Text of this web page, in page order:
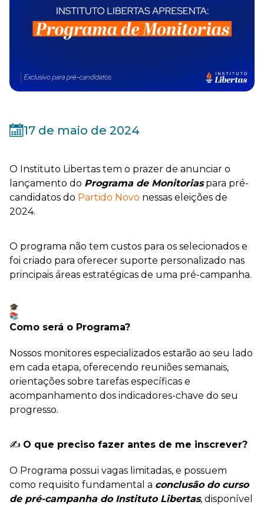
17 de maio de 2024
O Instituto Libertas tem o prazer de anunciar o
lançamento do Programa de Monitoriaspara pré-
candidatos do Partido Novo nessas eleições de
2024.
O programa não tem custos para os selecionados e
foi criado para oferecer suporte personalizado nas
principais áreas estratégicas de uma pré-campanha.
Como será o Programa?
Nossos monitores especializados estarão ao seu lado
em cada etapa, oferecendo reuniões semanais,
orientações sobre tarefas específicas e
acompanhamento dos indicadores-chave do seu
progresso.
✍️ O que preciso fazer antes de me inscrever?
O Programa possui vagas limitadas, e possuem
como requisito fundamental a conclusão do curso
de pré-campanha do Instituto Libertas, disponível